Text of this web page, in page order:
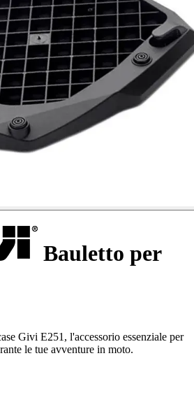
Bauletto per
Givi E251, l'accessorio essenziale per
le tue avventure in moto.